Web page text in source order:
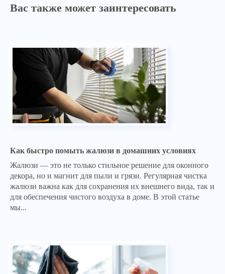
Вас также может заинтересовать
Как быстро помыть жалюзи в домашних условиях
Жалюзи — это не только стильное решение для оконного
декора, но и магнит для пыли и грязи. Регулярная чистка
жалюзи важна как для сохранения их внешнего вида, так и
для обеспечения чистого воздуха в доме. В этой статье
мы...